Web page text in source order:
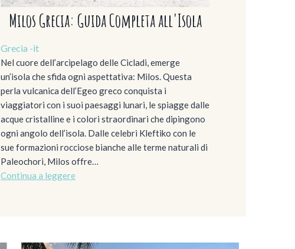
Milos Grecia: Guida Completa all'Isola
Grecia -it
Nel cuore dell’arcipelago delle Cicladi, emerge
un’isola che sfida ogni aspettativa: Milos. Questa
perla vulcanica dell’Egeo greco conquista i
viaggiatori con i suoi paesaggi lunari, le spiagge dalle
acque cristalline e i colori straordinari che dipingono
ogni angolo dell’isola. Dalle celebri Kleftiko con le
sue formazioni rocciose bianche alle terme naturali di
Paleochori, Milos offre…
Continua a leggere